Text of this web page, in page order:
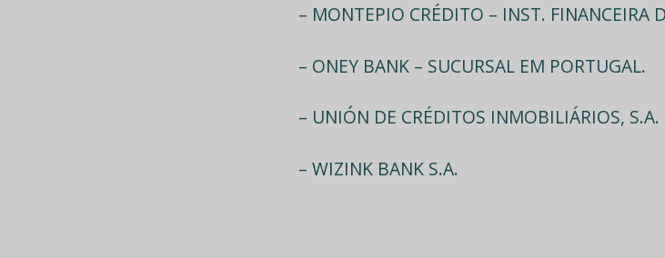
– MONTEPIO CRÉDITO – INST. FINANCEIRA
– ONEY BANK – SUCURSAL EM PORTUGAL.
– UNIÓN DE CRÉDITOS INMOBILIÁRIOS, S.A.
– WIZINK BANK S.A.